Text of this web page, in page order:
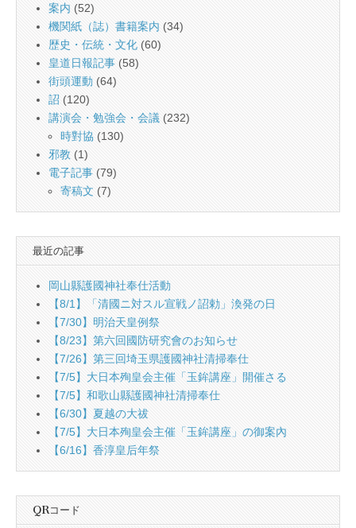
案内 (52)
機関紙（誌）書籍案内 (34)
歴史・伝統・文化 (60)
皇道日報記事 (58)
街頭運動 (64)
詔 (120)
講演会・勉強会・会議 (232)
時對協 (130)
邪教 (1)
電子記事 (79)
寄稿文 (7)
最近の記事
岡山縣護國神社奉仕活動
【8/1】「清國ニ対スル宣戦ノ詔勅」渙発の日
【7/30】明治天皇例祭
【8/23】第六回國防研究會のお知らせ
【7/26】第三回埼玉県護國神社清掃奉仕
【7/5】大日本殉皇会主催「玉鉾講座」開催さる
【7/5】和歌山縣護國神社清掃奉仕
【6/30】夏越の大祓
【7/5】大日本殉皇会主催「玉鉾講座」の御案內
【6/16】香淳皇后年祭
QRコード